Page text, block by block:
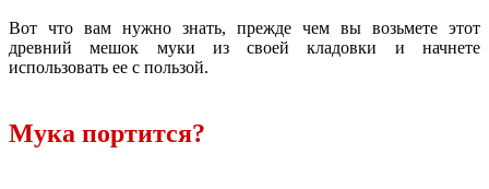
Вот что вам нужно знать, прежде чем вы возьмете этот
древний мешок муки из своей кладовки и начнете
использовать ее с пользой.
Мука портится?